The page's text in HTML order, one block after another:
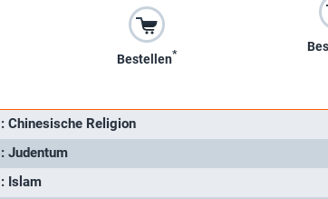
Bestellen*
Chinesische Religion
Judentum
Islam